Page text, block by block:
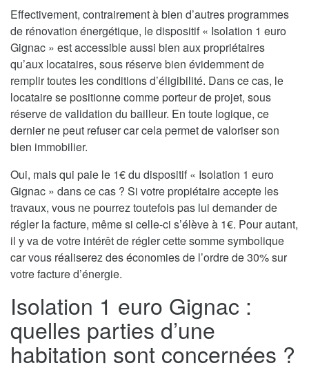
Effectivement, contrairement à bien d’autres programmes
de rénovation énergétique, le dispositif « Isolation 1 euro
Gignac » est accessible aussi bien aux propriétaires
qu’aux locataires, sous réserve bien évidemment de
remplir toutes les conditions d’éligibilité. Dans ce cas, le
locataire se positionne comme porteur de projet, sous
réserve de validation du bailleur. En toute logique, ce
dernier ne peut refuser car cela permet de valoriser son
bien immobilier.
Oui, mais qui paie le 1€ du dispositif « Isolation 1 euro
Gignac » dans ce cas ? Si votre propiétaire accepte les
travaux, vous ne pourrez toutefois pas lui demander de
régler la facture, même si celle-ci s’élève à 1€. Pour autant,
il y va de votre intérêt de régler cette somme symbolique
car vous réaliserez des économies de l’ordre de 30% sur
votre facture d’énergie.
Isolation 1 euro Gignac :
quelles parties d’une
habitation sont concernées ?